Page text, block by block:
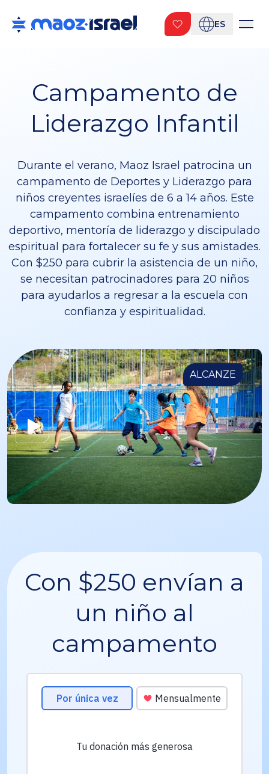
ES
Campamento de
Liderazgo Infantil
Durante el verano, Maoz Israel patrocina un
campamento de Deportes y Liderazgo para
niños creyentes israelíes de 6 a 14 años. Este
campamento combina entrenamiento
deportivo, mentoría de liderazgo y discipulado
espiritual para fortalecer su fe y sus amistades.
Con $250 para cubrir la asistencia de un niño,
se necesitan patrocinadores para 20 niños
para ayudarlos a regresar a la escuela con
confianza y espiritualidad.
ALCANZE
Con $250 envían a
un niño al
campamento